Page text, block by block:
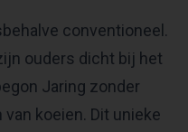
conventioneel.
ouders dicht bij het
Jaring zonder
koeien. Dit unieke